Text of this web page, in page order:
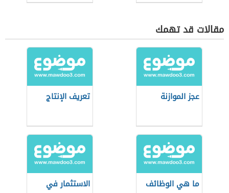
مقالات قد تهمك
عجز الموازنة تعريف الإنتاج
ما هي الوظائف
الاستثمار في